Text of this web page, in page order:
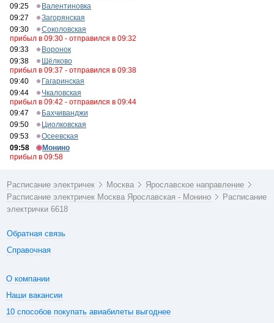
09:25
Валентиновка
09:27
Загорянская
09:30
Соколовская
прибыл в 09:30 - отправился в 09:32
09:33
Воронок
09:38
Щёлково
прибыл в 09:37 - отправился в 09:38
09:40
Гагаринская
09:44
Чкаловская
прибыл в 09:42 - отправился в 09:44
09:47
Бахчиванджи
09:50
Циолковская
09:53
Осеевская
09:58
Монино
прибыл в 09:58
Расписание электричек Москва
Ярославское направление
Расписание электричек Москва Ярославская - Монино
Расписание
электрички 6618
Обратная связь
Справочная
О компании
Наши вакансии
10 способов покупать авиабилеты выгоднее